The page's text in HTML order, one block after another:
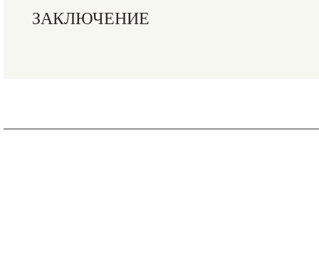
ЗАКЛЮЧЕНИЕ